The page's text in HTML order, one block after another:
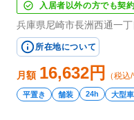
入居者以外の方でも契
兵庫県尼崎市長洲西通一丁
所在地について
月額 16,632円 （税込
平置き 舗装 24h 大型